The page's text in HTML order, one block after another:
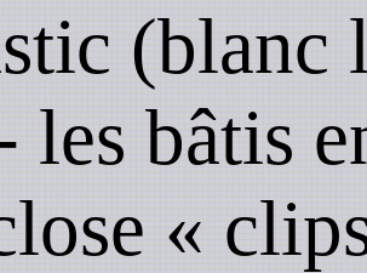
(blanc
les bâtis
«